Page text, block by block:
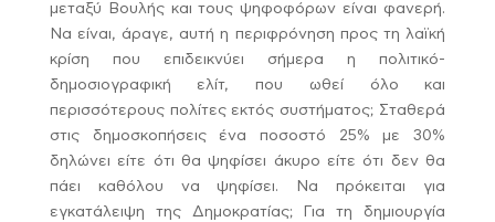
μεταξύ Βουλής και τους ψηφοφόρων είναι φανερή.
Να είναι, άραγε, αυτή η περιφρόνηση προς τη λαϊκή
κρίση που επιδεικνύει σήμερα η πολιτικό-
δημοσιογραφική ελίτ, που ωθεί όλο και
περισσότερους πολίτες εκτός συστήματος; Σταθερά
στις δημοσκοπήσεις ένα ποσοστό 25% με 30%
δηλώνει είτε ότι θα ψηφίσει άκυρο είτε ότι δεν θα
πάει καθόλου να ψηφίσει. Να πρόκειται για
εγκατάλειψη της Δημοκρατίας; Για τη δημιουργία